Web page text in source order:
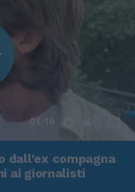
01:16
dall'ex compagna
ai giornalisti